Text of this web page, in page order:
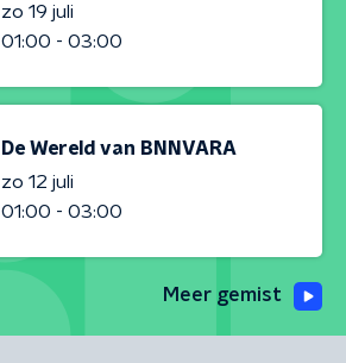
zo 19 juli
01:00 - 03:00
De Wereld van BNNVARA
zo 12 juli
01:00 - 03:00
Meer gemist